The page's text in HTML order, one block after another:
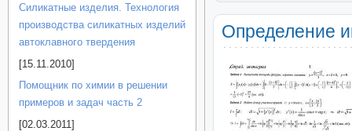
Определение
Силикатные изделия. Технология
производства силикатных изделий
автоклавного твердения
[15.11.2010]
Помощник по химии в решении
примеров и задач часть 2
[02.03.2011]